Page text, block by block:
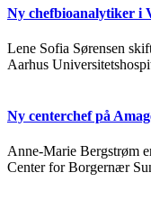
Ny chefbioanalytiker i
Lene Sofia Sørensen
Aarhus
Ny centerchef på
Anne-Marie Bergstrøm
Center for Borgernær